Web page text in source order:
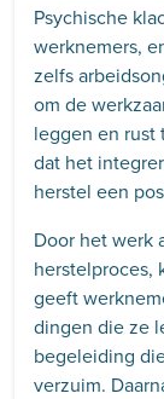
Psychische
werknemers,
zelfs
om de
leggen en rust
dat het
herstel een
Door het werk
herstelproces,
geeft
dingen die ze
begeleiding
verzuim.